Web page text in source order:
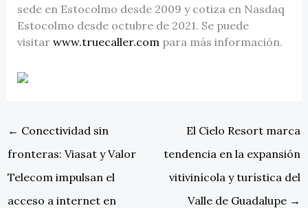
sede en Estocolmo desde 2009 y cotiza en Nasdaq
Estocolmo desde octubre de 2021. Se puede
visitar www.truecaller.com para más información.
← Conectividad sin
fronteras: Viasat y Valor
Telecom impulsan el
acceso a internet en
El Cielo Resort marca
tendencia en la expansión
vitivinícola y turística del
Valle de Guadalupe →